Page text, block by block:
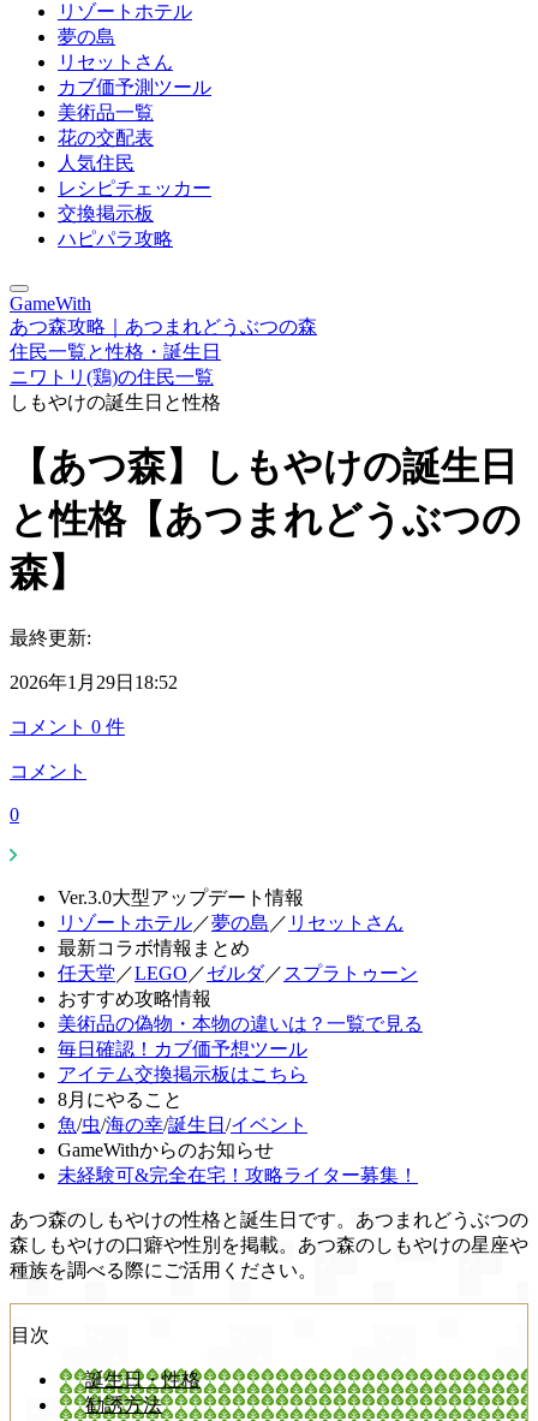
リゾートホテル
夢の島
リセットさん
カブ価予測ツール
美術品一覧
花の交配表
人気住民
レシピチェッカー
交換掲示板
ハピパラ攻略
GameWith
あつ森攻略｜あつまれどうぶつの森
住民一覧と性格・誕生日
ニワトリ(鶏)の住民一覧
しもやけの誕生日と性格
【あつ森】しもやけの誕生日
と性格【あつまれどうぶつの
森】
最終更新:
2026年1月29日18:52
コメント 0 件
コメント
0
Ver.3.0大型アップデート情報
リゾートホテル／夢の島 ／ リセットさん
最新コラボ情報まとめ
任天堂 ／LEGO ／ゼルダ／ スプラトゥーン
おすすめ攻略情報
美術品の偽物・本物の違いは？一覧で見る
毎日確認！カブ価予想ツール
アイテム交換掲示板はこちら
8月にやること
魚/虫/海の幸/誕生日 /イベント
GameWithからのお知らせ
未経験可&完全在宅！攻略ライター募集！
あつ森のしもやけの性格と誕生日です。あつまれどうぶつの
森しもやけの口癖や性別を掲載。あつ森のしもやけの星座や
種族を調べる際にご活用ください。
目次
誕生日・性格
勧誘方法